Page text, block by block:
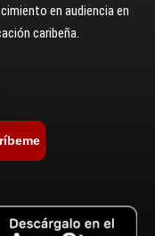
en audiencia en
caribeña.